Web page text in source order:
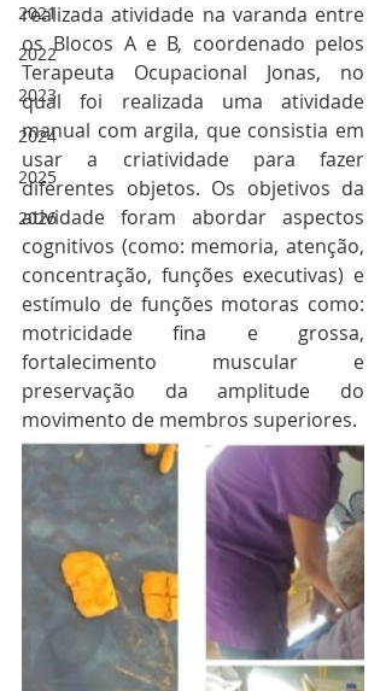
2021
2022
2023
2024
2025
2026
realizada atividade na varanda entre
os Blocos A e B, coordenado pelos
Terapeuta Ocupacional Jonas, no
qual foi realizada uma atividade
manual com argila, que consistia em
usar a criatividade para fazer
diferentes objetos. Os objetivos da
atividade foram abordar aspectos
cognitivos (como: memoria, atenção,
concentração, funções executivas) e
estímulo de funções motoras como:
motricidade fina e grossa,
fortalecimento muscular e
preservação da amplitude do
movimento de membros superiores.